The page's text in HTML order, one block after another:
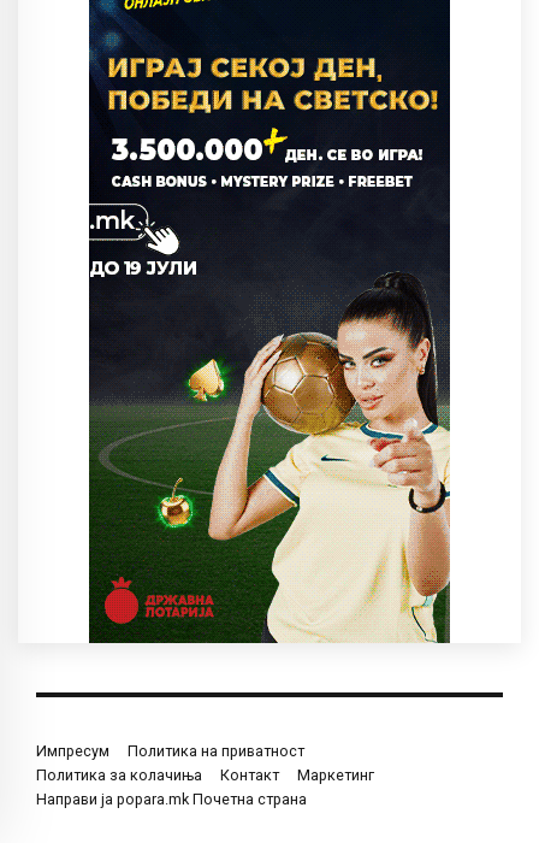
Импресум
Политика на приватност
Политика за колачиња
Контакт
Маркетинг
Направи ја popara.mk Почетна страна